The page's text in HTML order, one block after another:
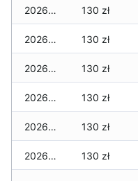
2026-05-18 130 zł
2026-05-17 130 zł
2026-05-16 130 zł
2026-05-15 130 zł
2026-05-14 130 zł
2026-05-13 130 zł